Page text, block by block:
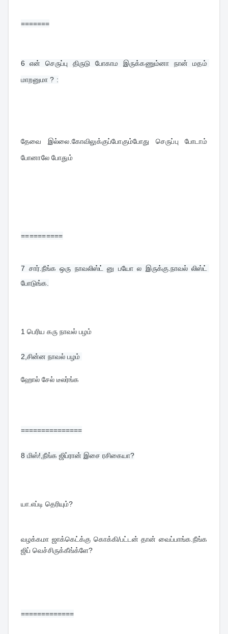
=======
6 என் செருப்பு திருடு போகாம இருக்கணும்னா நான் மதம்
மாறனுமா ? :
தேவை இல்லை.கோவிலுக்குப்போகும்போது செருப்பு போடாம்
போனாலே போதும்
==========
7 சார்.நீங்க ஒரு நாவலிஸ்ட் னு பயோ ல இருக்கு.நாவல் லிஸ்ட்
போடுங்க.
1 பெரிய கரு நாவல் பழம்
ஹோல் சேல் டீலர்ங்க
===============
8 மிஸ்!,நீங்க ஜிப்ரான் இசை ரசிகையா?
யா.எப்டி தெரியும்?
வழக்கமா ஜாக்கெட்க்கு கொக்கி/பட்டன் தான் வைப்பாங்க.நீங்க
ஜிப் வெச்சிருக்கீங்க்ளே?
=============